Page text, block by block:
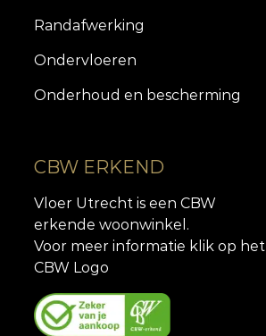
Randafwerking
Ondervloeren
Onderhoud en bescherming
CBW ERKEND
Vloer Utrecht is een CBW
erkende woonwinkel.
Voor meer informatie klik op het
CBW Logo